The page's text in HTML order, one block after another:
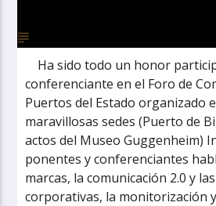
Ha sido todo un honor
conferenciante en el Foro de
Puertos del Estado organizado
maravillosas sedes (Puerto de
actos del Museo Guggenheim)
ponentes y conferenciantes
marcas, la comunicación 2.0 y
corporativas, la monitorización